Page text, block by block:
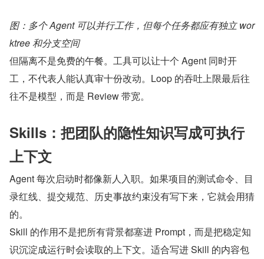
图：多个 Agent 可以并行工作，但每个任务都应有独立 wor
ktree 和分支空间
但隔离不是免费的午餐。工具可以让十个 Agent 同时开
工，不代表人能认真审十份改动。Loop 的吞吐上限最后往
往不是模型，而是 Review 带宽。
Skills：把团队的隐性知识写成可执行
上下文
Agent 每次启动时都像新人入职。如果项目的测试命令、目
录红线、提交规范、历史事故约束没有写下来，它就会用猜
的。
Skill 的作用不是把所有背景都塞进 Prompt，而是把稳定知
识沉淀成运行时会读取的上下文。适合写进 Skill 的内容包